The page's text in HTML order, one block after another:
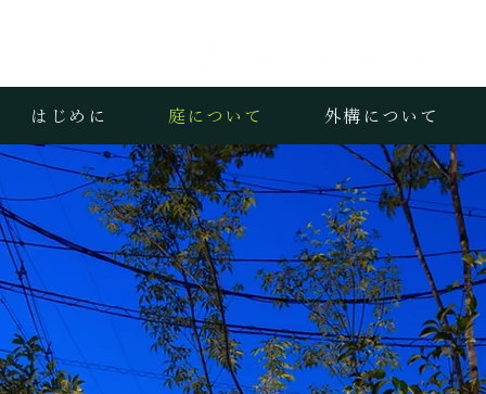
はじめに 庭について 外構について